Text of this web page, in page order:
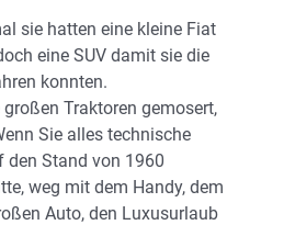
sie hatten eine kleine Fiat
eine SUV damit sie die
konnten.
Traktoren gemosert,
Sie alles technische
den Stand von 1960
weg mit dem Handy, dem
Auto, den Luxusurlaub